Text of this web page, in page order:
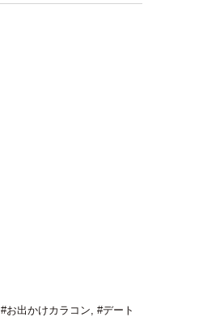
#お出かけカラコン, #デート